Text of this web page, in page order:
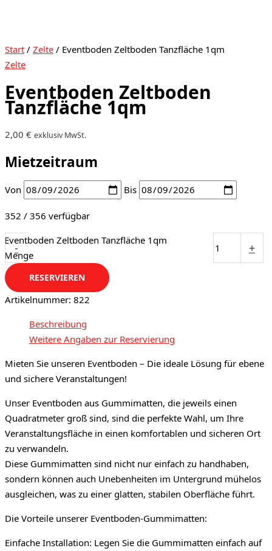
Start / Zelte / Eventboden Zeltboden Tanzfläche 1qm
Zelte
Eventboden Zeltboden
Tanzfläche 1qm
2,00 € exklusiv MwSt.
Mietzeitraum
Von Bis
352 / 356 verfügbar
-
Eventboden Zeltboden Tanzfläche 1qm
Menge
+
RESERVIEREN
Artikelnummer: 822
Beschreibung
Weitere Angaben zur Reservierung
Mieten Sie unseren Eventboden – Die ideale Lösung für ebene
und sichere Veranstaltungen!
Unser Eventboden aus Gummimatten, die jeweils einen
Quadratmeter groß sind, sind die perfekte Wahl, um Ihre
Veranstaltungsfläche in einen komfortablen und sicheren Ort
zu verwandeln.
Diese Gummimatten sind nicht nur einfach zu handhaben,
sondern können auch Unebenheiten im Untergrund mühelos
ausgleichen, was zu einer glatten, stabilen Oberfläche führt.
Die Vorteile unserer Eventboden-Gummimatten:
Einfache Installation: Legen Sie die Gummimatten einfach auf